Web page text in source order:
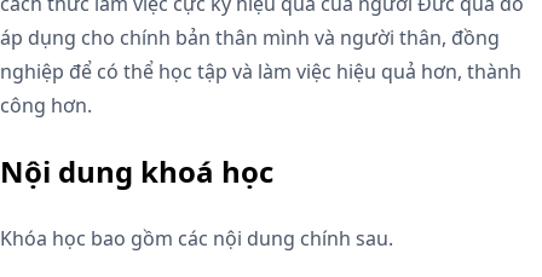
áp dụng cho chính bản thân mình và người thân, đồng
nghiệp để có thể học tập và làm việc hiệu quả hơn, thành
công hơn.
Nội dung khoá học
Khóa học bao gồm các nội dung chính sau.